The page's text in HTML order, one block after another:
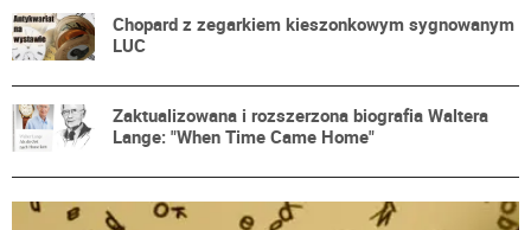
Chopard z zegarkiem kieszonkowym sygnowanym
LUC
Zaktualizowana i rozszerzona biografia Waltera
Lange: "When Time Came Home"